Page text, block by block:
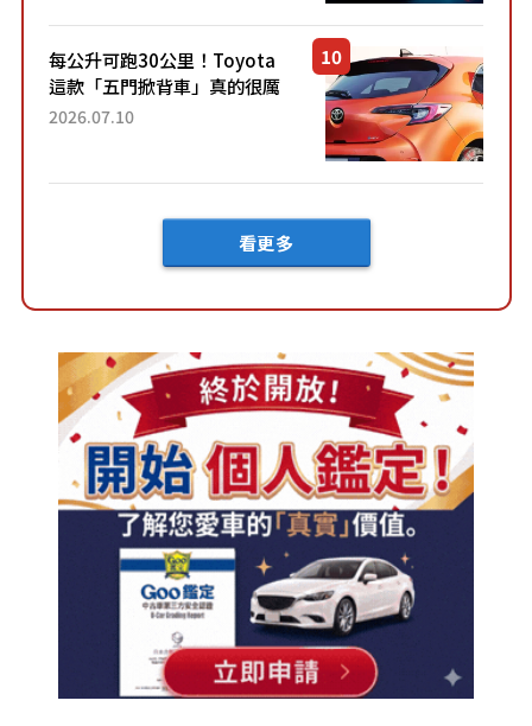
車？...
每公升可跑30公里！Toyota
這款「五門掀背車」真的很厲
害！ 擁有全長4.3公尺的「剛剛
2026.07.10
看更多